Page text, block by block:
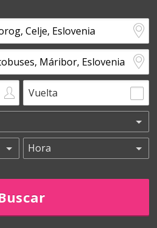
Vuelta